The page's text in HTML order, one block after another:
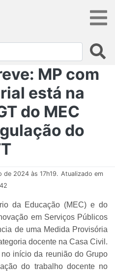
MP com
está na
do MEC
do
de 2024 às 17h19. Atualizado em
da Educação (MEC) e do
em Serviços Públicos
de uma Medida Provisória
docente na Casa Civil.
início da reunião do Grupo
do trabalho docente no